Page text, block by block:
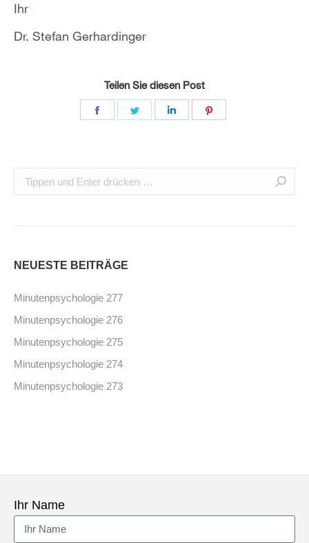
Ihr
Dr. Stefan Gerhardinger
Teilen Sie diesen Post
NEUESTE BEITRÄGE
Minutenpsychologie 277
Minutenpsychologie 276
Minutenpsychologie 275
Minutenpsychologie 274
Minutenpsychologie 273
Ihr Name